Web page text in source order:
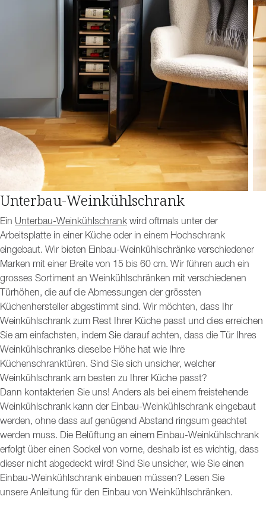
Unterbau-Weinkühlschrank
Ein Unterbau-Weinkühlschrank wird oftmals unter der
Arbeitsplatte in einer Küche oder in einem Hochschrank
eingebaut. Wir bieten Einbau-Weinkühlschränke verschiedener
Marken mit einer Breite von 15 bis 60 cm. Wir führen auch ein
grosses Sortiment an Weinkühlschränken mit verschiedenen
Türhöhen, die auf die Abmessungen der grössten
Küchenhersteller abgestimmt sind. Wir möchten, dass Ihr
Weinkühlschrank zum Rest Ihrer Küche passt und dies erreichen
Sie am einfachsten, indem Sie darauf achten, dass die Tür Ihres
Weinkühlschranks dieselbe Höhe hat wie Ihre
Küchenschranktüren. Sind Sie sich unsicher, welcher
Weinkühlschrank am besten zu Ihrer Küche passt?
Dann kontakterien Sie uns! Anders als bei einem freistehende
Weinkühlschrank kann der Einbau-Weinkühlschrank eingebaut
werden, ohne dass auf genügend Abstand ringsum geachtet
werden muss. Die Belüftung an einem Einbau-Weinkühlschrank
erfolgt über einen Sockel von vorne, deshalb ist es wichtig, dass
dieser nicht abgedeckt wird! Sind Sie unsicher, wie Sie einen
Einbau-Weinkühlschrank einbauen müssen? Lesen Sie
unsere Anleitung für den Einbau von Weinkühlschränken.